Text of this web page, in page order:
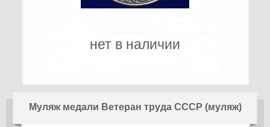
нет в наличии
Муляж медали Ветеран труда СССР (муляж)